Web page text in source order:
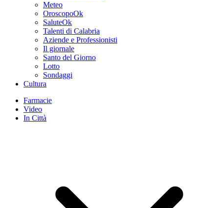
Meteo
OroscopoOk
SaluteOk
Talenti di Calabria
Aziende e Professionisti
Il giornale
Santo del Giorno
Lotto
Sondaggi
Cultura
Farmacie
Video
In Città